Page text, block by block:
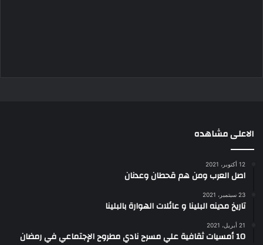
الاعلى مشاهده
12 أكتوبر، 2021
اصل العرب ومن هم قحطان وعدنان
23 سبتمبر، 2021
تاريخ مدينه البلينا و عائلات الهوارة بالبلينا
21 أبريل، 2021
10 أمسيات ثقافية علي مسرح نادي مطروح الإجتماعي في رمضان